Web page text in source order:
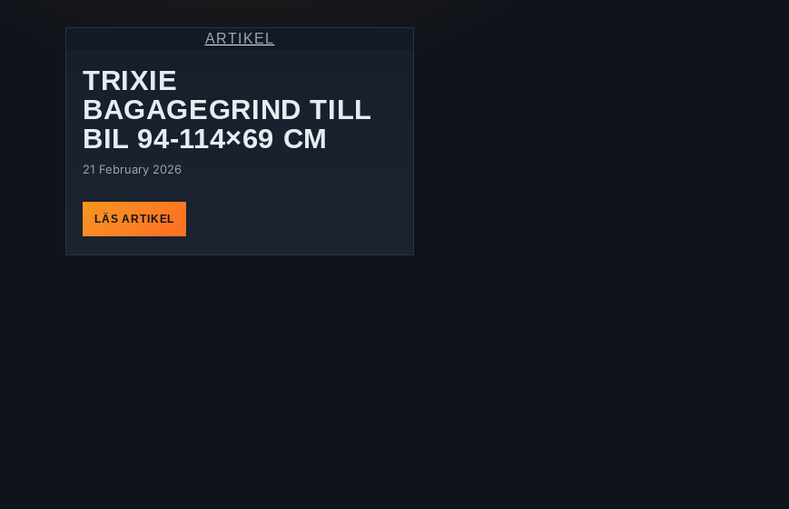
ARTIKEL
TRIXIE
BAGAGEGRIND TILL
BIL 94-114×69 CM
21 February 2026
LÄS ARTIKEL